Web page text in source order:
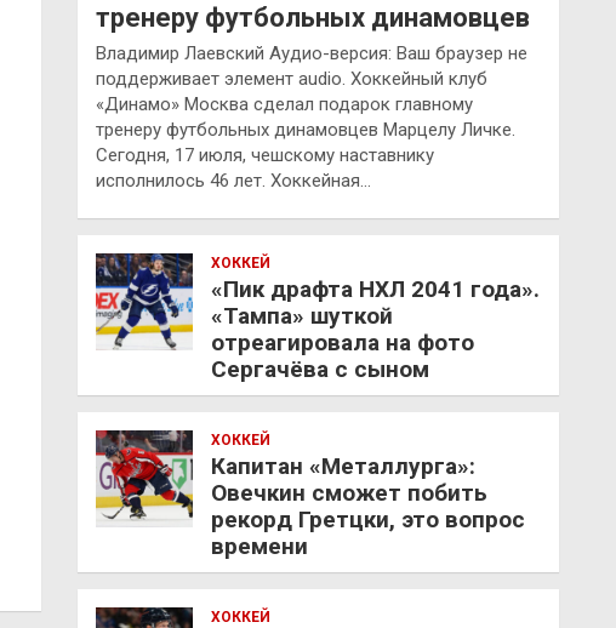
тренеру футбольных динамовцев
Владимир Лаевский Аудио-версия: Ваш браузер не
поддерживает элемент audio. Хоккейный клуб
«Динамо» Москва сделал подарок главному
тренеру футбольных динамовцев Марцелу Личке.
Сегодня, 17 июля, чешскому наставнику
исполнилось 46 лет. Хоккейная…
ХОККЕЙ
«Пик драфта НХЛ 2041 года».
«Тампа» шуткой
отреагировала на фото
Сергачёва с сыном
ХОККЕЙ
Капитан «Металлурга»:
Овечкин сможет побить
рекорд Гретцки, это вопрос
времени
ХОККЕЙ